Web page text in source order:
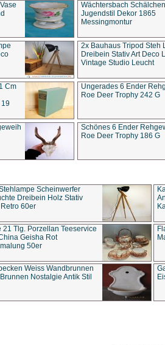
Wächtersbach Schälchen
Jugendstil Dekor 1865
Messingmontur
2x Bauhaus Tripod Steh
Dreibein Stativ Art Deco
Vintage Studio Leucht
Cm
19
Ungerades 6 Ender
Roe Deer Trophy 242 G
Schönes 6 Ender
Roe Deer Trophy 186 G
Scheinwerfer
Dreibein Holz Stativ
60er
21 Tlg. Porzellan Teeservice
Geisha Rot
50er
Weiss Wandbrunnen
Nostalgie Antik Stil